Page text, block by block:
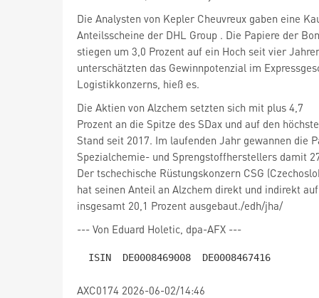
Die Analysten von Kepler Cheuvreux gaben eine
Anteilsscheine der DHL Group . Die Papiere der
stiegen um 3,0 Prozent auf ein Hoch seit vier
unterschätzten das Gewinnpotenzial im
Logistikkonzerns, hieß es.
Die Aktien von Alzchem setzten sich mit plus 4,7
Prozent an die Spitze des SDax und auf den
Stand seit 2017. Im laufenden Jahr gewannen die
Spezialchemie- und Sprengstoffherstellers damit
hat seinen Anteil an Alzchem direkt und indirekt auf
insgesamt 20,1 Prozent ausgebaut./edh/jha/
--- Von Eduard Holetic, dpa-AFX ---
AXC0174 2026-06-02/14:46